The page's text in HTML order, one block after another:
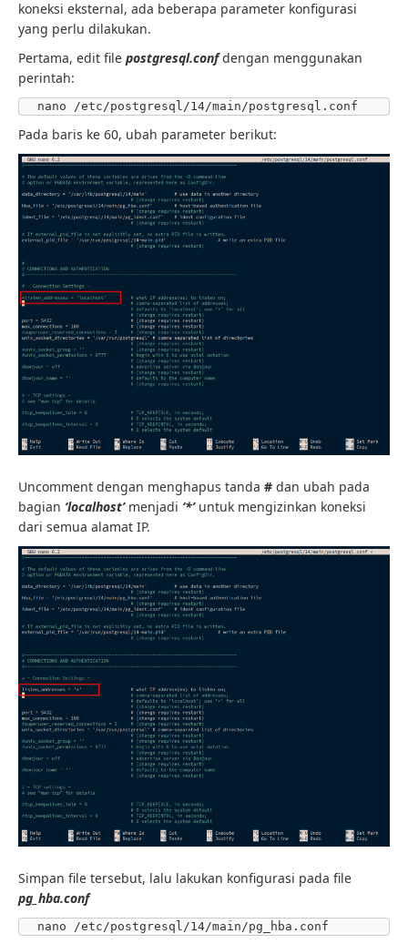
koneksi eksternal, ada beberapa parameter konfigurasi
yang perlu dilakukan.
Pertama, edit file postgresql.conf dengan menggunakan
perintah:
nano /etc/postgresql/14/main/postgresql.conf
Pada baris ke 60, ubah parameter berikut:
Uncomment dengan menghapus tanda # dan ubah pada
bagian ‘localhost’ menjadi ‘*’untuk mengizinkan koneksi
dari semua alamat IP.
Simpan file tersebut, lalu lakukan konfigurasi pada file
pg_hba.conf
nano /etc/postgresql/14/main/pg_hba.conf